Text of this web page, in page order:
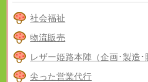
社会福祉
物流販売
レザー姫路本陣（企画･製造･
尖った営業代行